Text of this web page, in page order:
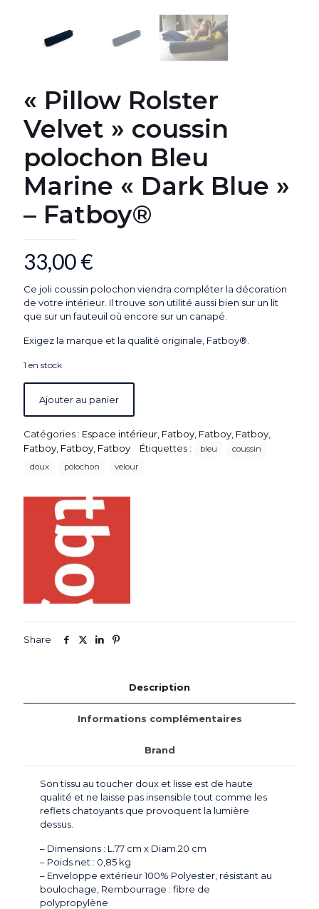
« Pillow Rolster
Velvet » coussin
polochon Bleu
Marine « Dark Blue »
– Fatboy®
33,00€
Ce joli coussin polochon viendra compléter la décoration
de votre intérieur. Il trouve son utilité aussi bien sur un lit
que sur un fauteuil où encore sur un canapé.
Exigez la marque et la qualité originale, Fatboy®.
1 en stock
Ajouter au panier
Catégories : Espace intérieur Fatboy Fatboy Fatboy
Fatboy Fatboy Fatboy Étiquettes : bleu
coussin
doux
polochon velour
Share
Description
Informations complémentaires
Brand
Son tissu au toucher doux et lisse est de haute
qualité et ne laisse pas insensible tout comme les
reflets chatoyants que provoquent la lumière
dessus.
– Dimensions : L.77 cm x Diam.20 cm
– Poids net : 0,85 kg
– Enveloppe extérieur 100% Polyester, résistant au
boulochage, Rembourrage : fibre de
polypropylène